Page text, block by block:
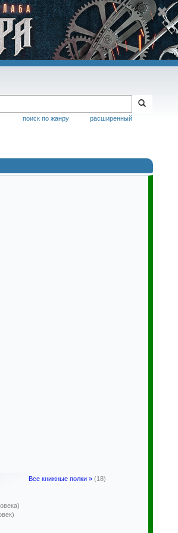
расширенный
поиск по жанру
Все книжные полки » (18)